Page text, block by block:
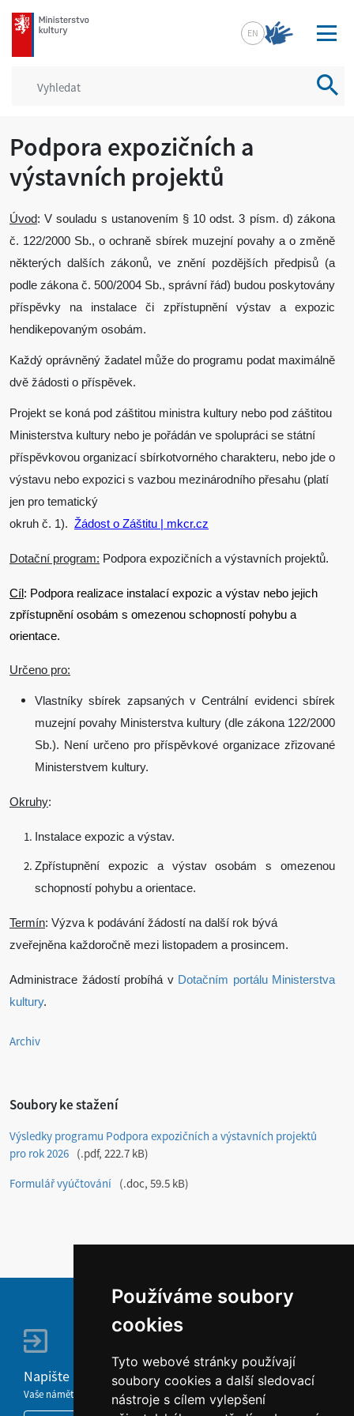
Používáme soubory
cookies
Tyto webové stránky používají
soubory cookies a další sledovací
nástroje s cílem vylepšení
mkcr.cz
EN
Podpora expozičních a
výstavních projektů
Úvod: V souladu s ustanovením § 10 odst. 3 písm. d) zákona
č. 122/2000 Sb., o ochraně sbírek muzejní povahy a o změně
některých dalších zákonů, ve znění pozdějších předpisů (a
podle zákona č. 500/2004 Sb., správní řád) budou poskytovány
příspěvky na instalace či zpřístupnění výstav a expozic
hendikepovaným osobám.
Každý oprávněný žadatel může do programu podat maximálně
dvě žádosti o příspěvek.
Projekt se koná pod záštitou ministra kultury nebo pod záštitou
Ministerstva kultury nebo je pořádán ve spolupráci se státní
příspěvkovou organizací sbírkotvorného charakteru, nebo jde o
výstavu nebo expozici s vazbou mezinárodního přesahu (platí
jen pro tematický
okruh č. 1). Žádost o Záštitu | mkcr.cz
Dotační program: Podpora expozičních a výstavních projektů.
Cíl: Podpora realizace instalací expozic a výstav nebo jejich
zpřístupnění osobám s omezenou schopností pohybu a
orientace.
Určeno pro:
Vlastníky sbírek zapsaných v Centrální evidenci sbírek
muzejní povahy Ministerstva kultury (dle zákona 122/2000
Sb.). Není určeno pro příspěvkové organizace zřizované
Ministerstvem kultury.
Okruhy:
Instalace expozic a výstav.
Zpřístupnění expozic a výstav osobám s omezenou
schopností pohybu a orientace.
Termín: Výzva k podávání žádostí na další rok bývá
zveřejněna každoročně mezi listopadem a prosincem.
Administrace žádostí probíhá v Dotačním portálu Ministerstva
kultury.
Archiv
Soubory ke stažení
Výsledky programu Podpora expozičních a výstavních projektů
pro rok 2026
.pdf, 222.7 kB
Formulář vyúčtování
.doc, 59.5 kB
Napište nám
Vaše náměty, komentáře, připomínky a dotazy nezůstanou bez odezvy.